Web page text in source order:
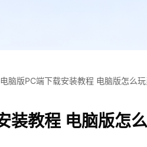
脑版PC端下载安装教程 电脑版怎么
装教程 电脑版怎